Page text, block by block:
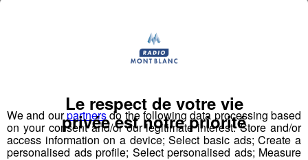
fatigué mais il est valide. Dan est très inquiétant et parle
très difficilement, couché sur un karimat de bivouac.
dans une roture, il s’est plaint du dos et ses dernières
forces l’ont abandonné. Le contour de la mission change
quelque peu. Et s’il y avait un espoir ?
We and ourpartnersdo the following data processing based
on your consent and/or our legitimate interest: Store and/or
access information on a device; Select basic ads; Create a
personalised ads profile; Select personalised ads; Measure
Le respect de votre vie
privée est notre priorité